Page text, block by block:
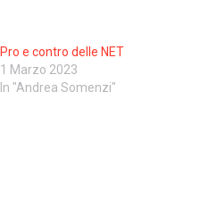
Pro e contro delle NET
1 Marzo 2023
In "Andrea Somenzi"